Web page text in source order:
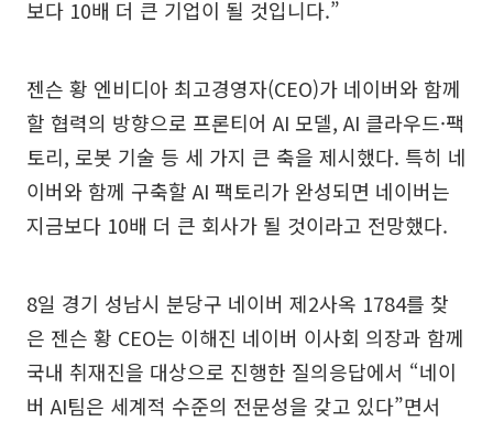
보다 10배 더 큰 기업이 될 것입니다.”
젠슨 황 엔비디아 최고경영자(CEO)가 네이버와 함께
할 협력의 방향으로 프론티어 AI 모델, AI 클라우드·팩
토리, 로봇 기술 등 세 가지 큰 축을 제시했다. 특히 네
이버와 함께 구축할 AI 팩토리가 완성되면 네이버는
지금보다 10배 더 큰 회사가 될 것이라고 전망했다.
8일 경기 성남시 분당구 네이버 제2사옥 1784를 찾
은 젠슨 황 CEO는 이해진 네이버 이사회 의장과 함께
국내 취재진을 대상으로 진행한 질의응답에서 “네이
버 AI팀은 세계적 수준의 전문성을 갖고 있다”면서